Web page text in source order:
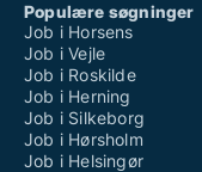
Populære søgninger
Job i Horsens
Job i Vejle
Job i Roskilde
Job i Herning
Job i Silkeborg
Job i Hørsholm
Job i Helsingør